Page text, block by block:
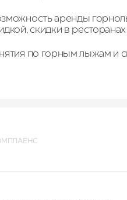
аренды
скидки в
по горным лыжам и